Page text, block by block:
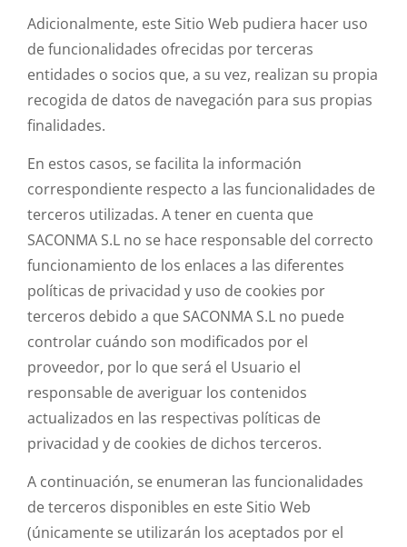
Adicionalmente, este Sitio Web pudiera hacer uso
de funcionalidades ofrecidas por terceras
entidades o socios que, a su vez, realizan su propia
recogida de datos de navegación para sus propias
finalidades.
En estos casos, se facilita la información
correspondiente respecto a las funcionalidades de
terceros utilizadas. A tener en cuenta que
SACONMA S.L no se hace responsable del correcto
funcionamiento de los enlaces a las diferentes
políticas de privacidad y uso de cookies por
terceros debido a que SACONMA S.L no puede
controlar cuándo son modificados por el
proveedor, por lo que será el Usuario el
responsable de averiguar los contenidos
actualizados en las respectivas políticas de
privacidad y de cookies de dichos terceros.
A continuación, se enumeran las funcionalidades
de terceros disponibles en este Sitio Web
(únicamente se utilizarán los aceptados por el